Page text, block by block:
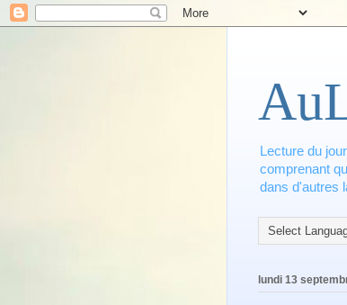
Lecture du
comprenant
dans d'autres
lundi 13